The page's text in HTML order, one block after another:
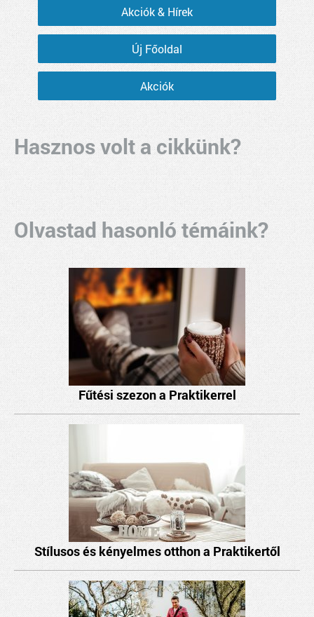
Akciók & Hírek
Új Főoldal
Akciók
Hasznos volt a cikkünk?
Olvastad hasonló témáink?
Fűtési szezon a Praktikerrel
Stílusos és kényelmes otthon a Praktikertől